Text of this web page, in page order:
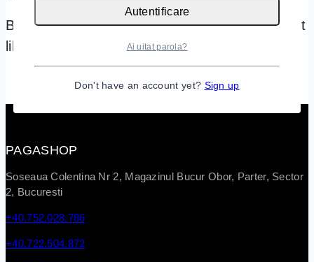
Based on what you were looking for, you might
like:
PAGASHOP
Soseaua Colentina Nr 2, Magazinul Bucur Obor, Parter, Sector
2, Bucuresti
+40.752.028.786
+40.722.504.872
Autentificare
Ai uitat parola?
Don't have an account yet? Sign up